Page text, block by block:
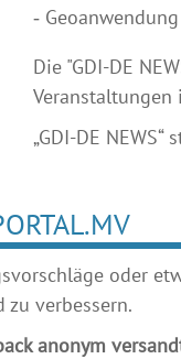
Die "GDI-DE
Veranstaltungen
„GDI-DE
oder
verbessern.
anonym